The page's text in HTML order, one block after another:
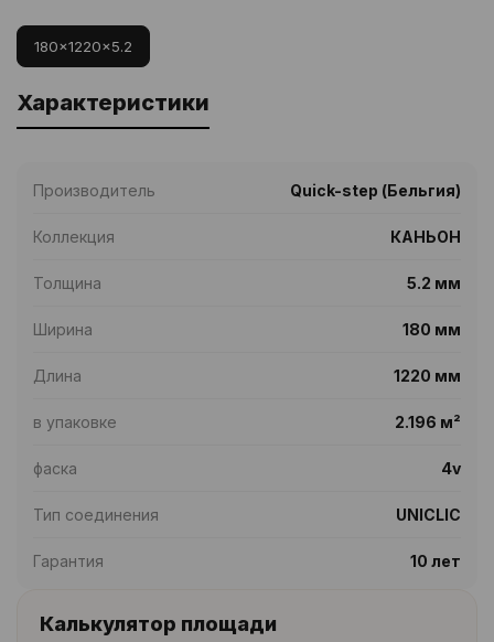
180x1220x5.2
Характеристики
Производитель Quick-step (Бельгия)
Коллекция КАНЬОН
Толщина 5.2 мм
Ширина 180 мм
Длина 1220 мм
в упаковке 2.196 м²
фаска 4v
Тип соединения UNICLIC
Гарантия 10 лет
Калькулятор площади